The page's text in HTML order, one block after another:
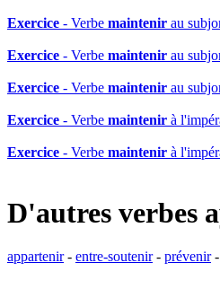
Exercice - Verbe maintenir au
Exercice - Verbe maintenir au
Exercice - Verbe maintenir au
Exercice - Verbe maintenir à
Exercice - Verbe maintenir à
D'autres verbes
appartenir- entre-soutenir- prévenir-